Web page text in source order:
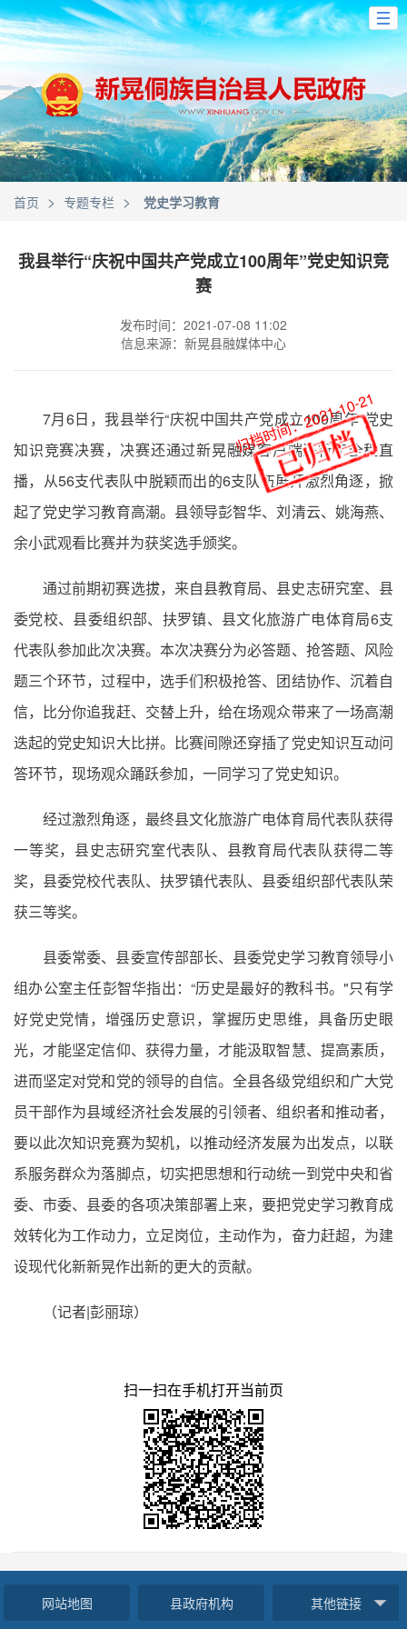
首页 > 专题专栏 > 党史学习教育
我县举行“庆祝中国共产党成立100周年”党史知识竞
赛
发布时间：2021-07-08 11:02
信息来源：新晃县融媒体中心
7月6日，我县举行“庆祝中国共产党成立100周年”党史
知识竞赛决赛，决赛还通过新晃融媒客户端进行了全程直
播，从56支代表队中脱颖而出的6支队伍展开激烈角逐，掀
起了党史学习教育高潮。县领导彭智华、刘清云、姚海燕、
余小武观看比赛并为获奖选手颁奖。
通过前期初赛选拔，来自县教育局、县史志研究室、县
委党校、县委组织部、扶罗镇、县文化旅游广电体育局6支
代表队参加此次决赛。本次决赛分为必答题、抢答题、风险
题三个环节，过程中，选手们积极抢答、团结协作、沉着自
信，比分你追我赶、交替上升，给在场观众带来了一场高潮
迭起的党史知识大比拼。比赛间隙还穿插了党史知识互动问
答环节，现场观众踊跃参加，一同学习了党史知识。
经过激烈角逐，最终县文化旅游广电体育局代表队获得
一等奖，县史志研究室代表队、县教育局代表队获得二等
奖，县委党校代表队、扶罗镇代表队、县委组织部代表队荣
获三等奖。
县委常委、县委宣传部部长、县委党史学习教育领导小
组办公室主任彭智华指出：“历史是最好的教科书。"只有学
好党史党情，增强历史意识，掌握历史思维，具备历史眼
光，才能坚定信仰、获得力量，才能汲取智慧、提高素质，
进而坚定对党和党的领导的自信。全县各级党组织和广大党
员干部作为县域经济社会发展的引领者、组织者和推动者，
要以此次知识竞赛为契机，以推动经济发展为出发点，以联
系服务群众为落脚点，切实把思想和行动统一到党中央和省
委、市委、县委的各项决策部署上来，要把党史学习教育成
效转化为工作动力，立足岗位，主动作为，奋力赶超，为建
设现代化新新晃作出新的更大的贡献。
（记者|彭丽琼）
扫一扫在手机打开当前页
网站地图 县政府机构 其他链接
归档时间：2021-10-21